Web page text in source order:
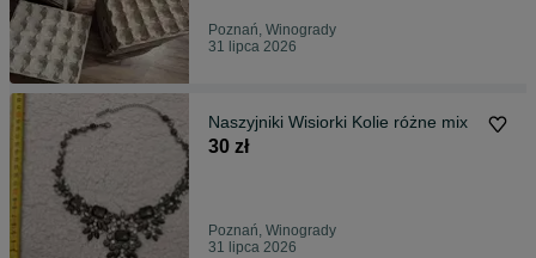
Poznań, Winogrady
31 lipca 2026
Naszyjniki Wisiorki Kolie różne mix
30 zł
Poznań, Winogrady
31 lipca 2026